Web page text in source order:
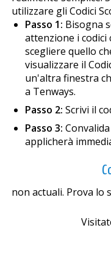
utilizzare gli Codici
Passo 1: Bisogna
attenzione i codici
scegliere quello
visualizzare il
un'altra finestra
a Tenways.
Passo 2: Scrivi il
Passo 3:
applicherà
non actuali. Prova lo